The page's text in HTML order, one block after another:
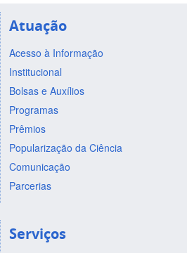
Atuação
Acesso à Informação
Institucional
Bolsas e Auxílios
Programas
Prêmios
Popularização da Ciência
Comunicação
Parcerias
Serviços